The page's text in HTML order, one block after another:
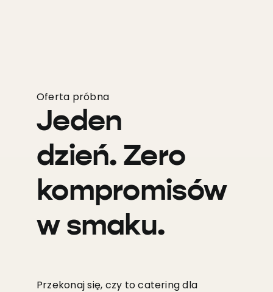
Oferta próbna
Jeden
dzień. Zero
kompromisów
w smaku.
Przekonaj się, czy to catering dla